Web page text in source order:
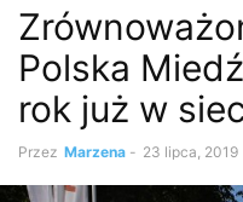
Polska
rok już w
Przez Marzena - 23 lipca, 2019